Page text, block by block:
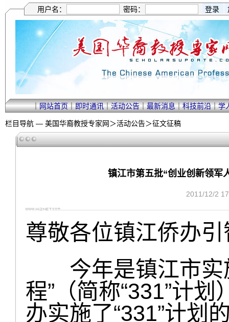
用户名： 密码：
｜网站首页｜即时通讯｜活动公告｜最新消息｜科技前沿｜学
栏目导航 — 美国华裔教授专家网＞活动公告＞征文征稿
镇江市第五批“创业创新领军
2011/12/2
尊敬各位镇江侨办
今年是镇江市实
程”（简称“331”计
办实施了“331”计划